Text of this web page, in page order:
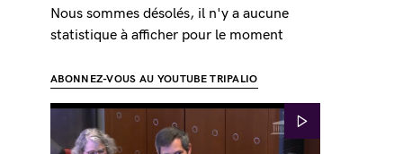
Nous sommes désolés, il n'y a aucune
statistique à afficher pour le moment
ABONNEZ-VOUS AU YOUTUBE TRIPALIO